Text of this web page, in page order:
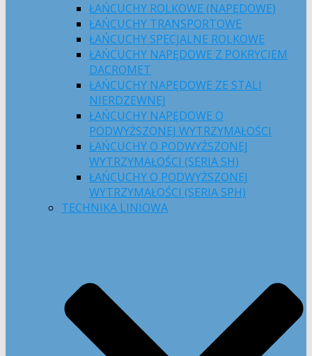
ŁAŃCUCHY ROLKOWE (NAPĘDOWE)
ŁAŃCUCHY TRANSPORTOWE
ŁAŃCUCHY SPECJALNE ROLKOWE
ŁAŃCUCHY NAPĘDOWE Z POKRYCIEM
DACROMET
ŁAŃCUCHY NAPĘDOWE ZE STALI
NIERDZEWNEJ
ŁAŃCUCHY NAPĘDOWE O
PODWYŻSZONEJ WYTRZYMAŁOŚCI
ŁAŃCUCHY O PODWYŻSZONEJ
WYTRZYMAŁOŚCI (SERIA SH)
ŁAŃCUCHY O PODWYŻSZONEJ
WYTRZYMAŁOŚCI (SERIA SPH)
TECHNIKA LINIOWA